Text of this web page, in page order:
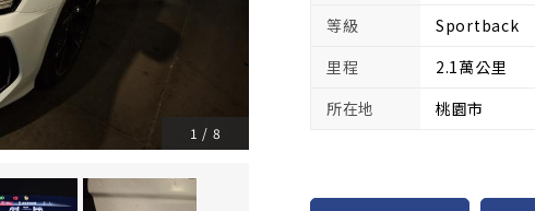
1 / 8
等級
Sportback
里程
2.1萬公里
所在地
桃園市